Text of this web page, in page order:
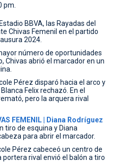
pm.
BBVA, las Rayadas del
Chivas Femenil en el partido
2024.
número de oportunidades
Chivas abrió el marcador en un
Pérez disparó hacia el arco y
Felix rechazó. En el
pero la arquera rival
FEMENIL | Diana Rodríguez
tiro de esquina y Diana
para abrir el marcador.
Pérez cabeceó un centro de
portera rival envió el balón a tiro